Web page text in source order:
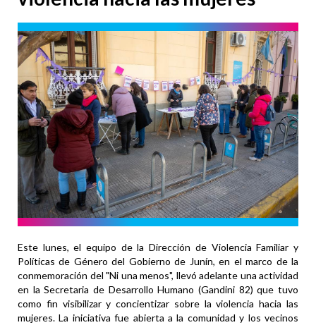
Este lunes, el equipo de la Dirección de Violencia Familiar y
Políticas de Género del Gobierno de Junín, en el marco de la
conmemoración del "Ni una menos", llevó adelante una actividad
en la Secretaria de Desarrollo Humano (Gandini 82) que tuvo
como fin visibilizar y concientizar sobre la violencia hacia las
mujeres. La iniciativa fue abierta a la comunidad y los vecinos